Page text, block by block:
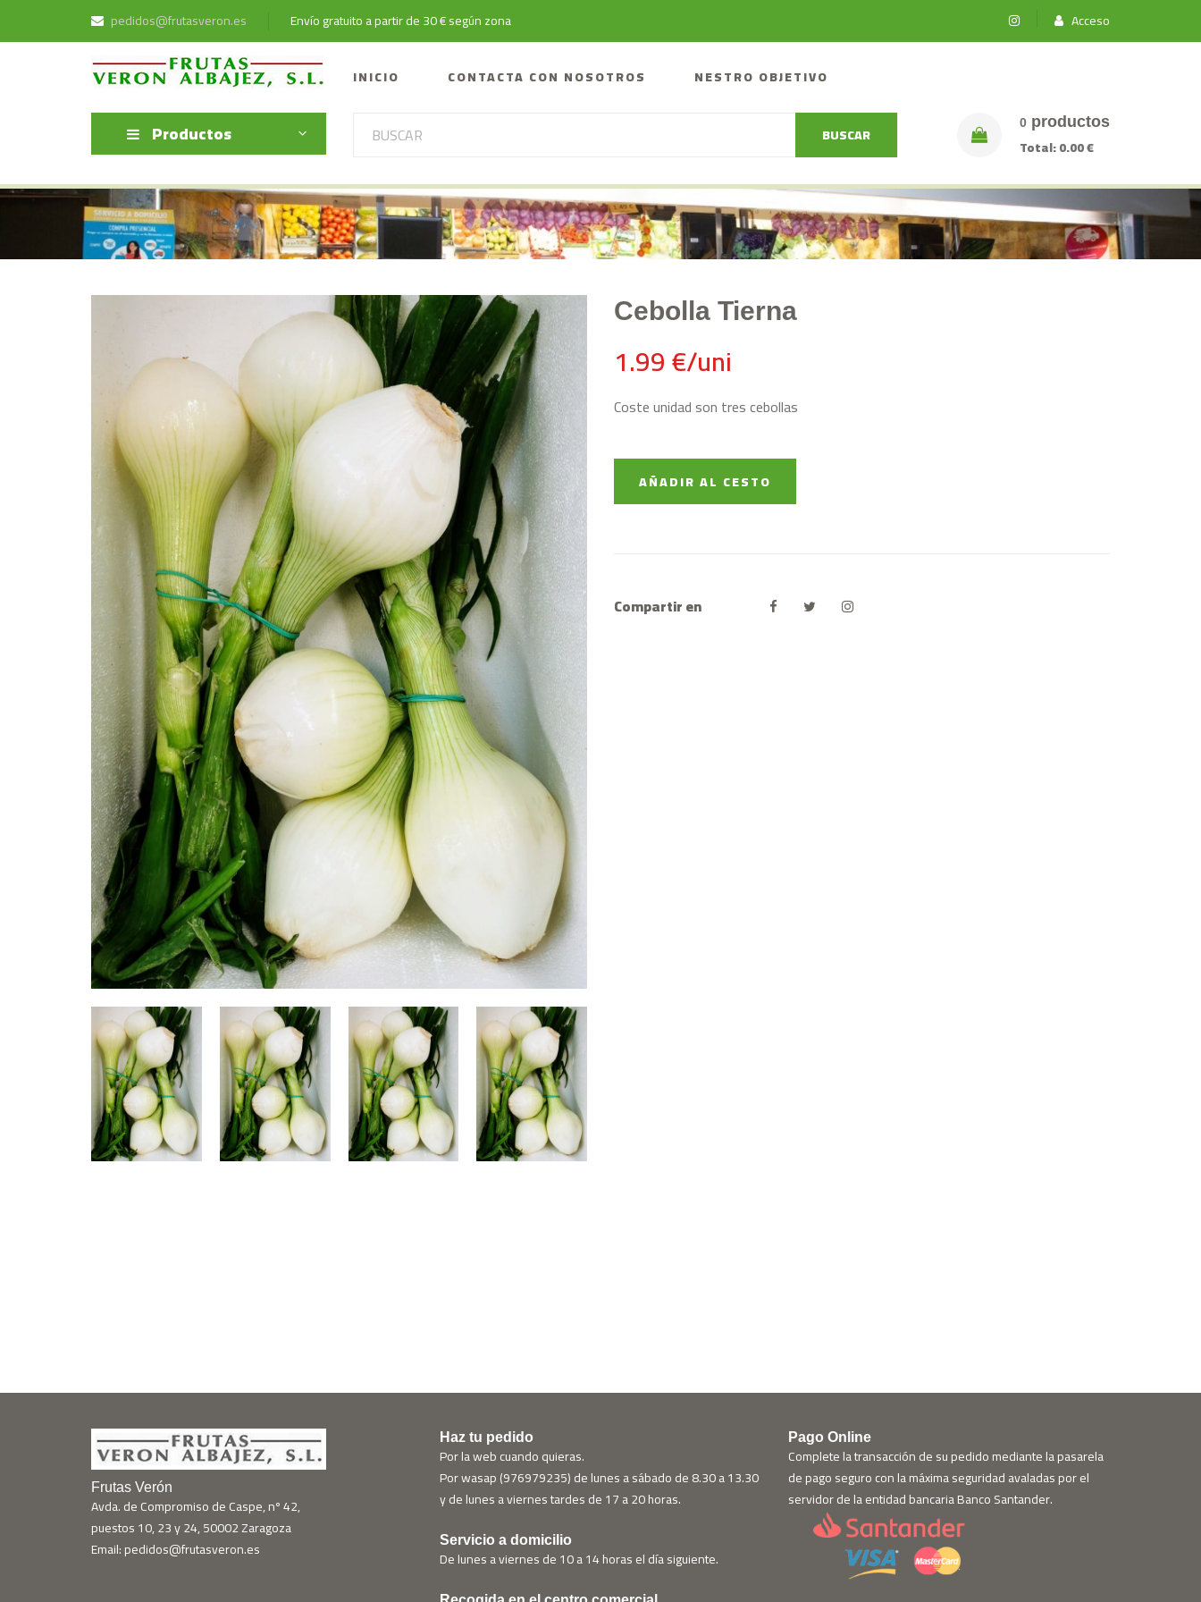
pedidos@frutasveron.es Envío gratuito a partir de 30 € según zona Acceso
INICIO CONTACTA CON NOSOTROS NESTRO OBJETIVO
Productos BUSCAR
0 productos
Total:0.00 €
Cebolla Tierna
1.99 €/uni
Coste unidad son tres cebollas
AÑADIR AL CESTO
Compartir en
Frutas Verón
Avda. de Compromiso de Caspe, nº 42,
puestos 10, 23 y 24, 50002 Zaragoza
Email: pedidos@frutasveron.es
Haz tu pedido
Por la web cuando quieras.
Por wasap (976979235) de lunes a sábado de 8.30 a 13.30
y de lunes a viernes tardes de 17 a 20 horas.
Servicio a domicilio
De lunes a viernes de 10 a 14 horas el día siguiente.
Pago Online
Complete la transacción de su pedido mediante la pasarela
de pago seguro con la máxima seguridad avaladas por el
servidor de la entidad bancaria Banco Santander.